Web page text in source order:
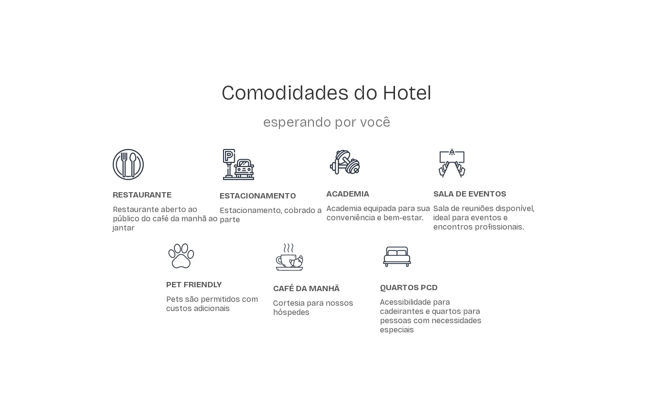
Comodidades do Hotel
esperando por você
RESTAURANTE
Restaurante aberto ao
público do café da manhã ao
jantar
ESTACIONAMENTO
Estacionamento, cobrado a
parte
ACADEMIA
Academia equipada para sua
conveniência e bem-estar.
SALA DE EVENTOS
Sala de reuniões disponível,
ideal para eventos e
encontros profissionais.
PET FRIENDLY
Pets são permitidos com
custos adicionais
CAFÉ DA MANHÃ
Cortesia para nossos
hóspedes
QUARTOS PCD
Acessibilidade para
cadeirantes e quartos para
pessoas com necessidades
especiais